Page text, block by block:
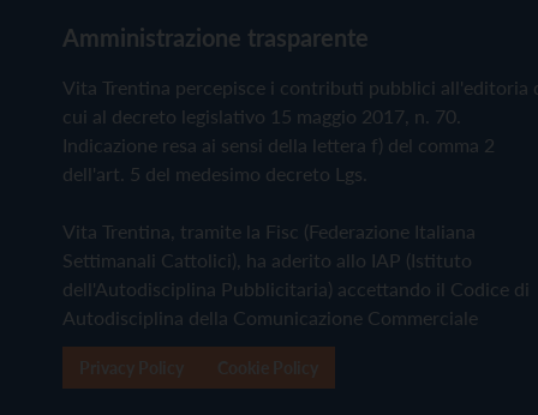
Amministrazione trasparente
Vita Trentina percepisce i contributi pubblici all'editoria
cui al decreto legislativo 15 maggio 2017, n. 70.
Indicazione resa ai sensi della lettera f) del comma 2
dell'art. 5 del medesimo decreto Lgs.
Vita Trentina, tramite la Fisc (Federazione Italiana
Settimanali Cattolici), ha aderito allo IAP (Istituto
dell'Autodisciplina Pubblicitaria) accettando il Codice di
Autodisciplina della Comunicazione Commerciale